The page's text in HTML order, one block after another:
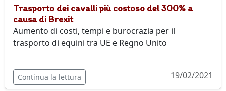
Trasporto dei cavalli più costoso del 300% a
causa di Brexit
Aumento di costi, tempi e burocrazia per il
trasporto di equini tra UE e Regno Unito
Continua la lettura 19/02/2021